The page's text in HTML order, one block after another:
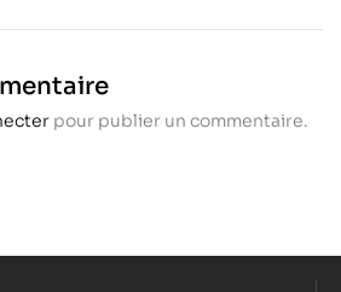
Parole
Morel
pour publier un commentaire.